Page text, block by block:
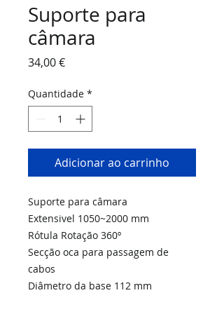
Suporte para
câmara
34,00 €Preço
Quantidade *
Adicionar ao carrinho
Suporte para câmara
Extensivel 1050~2000 mm
Rótula Rotação 360º
Secção oca para passagem de
cabos
Diâmetro da base 112 mm